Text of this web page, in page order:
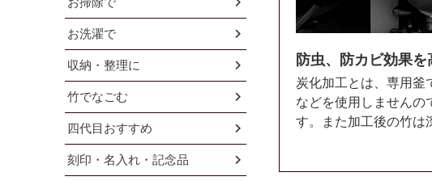
防虫、防カビ効果
炭化加工とは、専用釜
などを使用しませんの
す。また加工後の竹は
お洗濯で
収納・整理に
竹でなごむ
四代目おすすめ
刻印・名入れ・記念品